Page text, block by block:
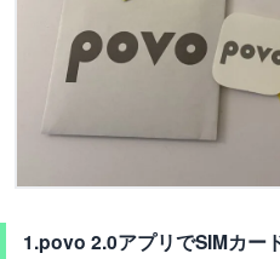
1.povo 2.0アプリでSIMカー